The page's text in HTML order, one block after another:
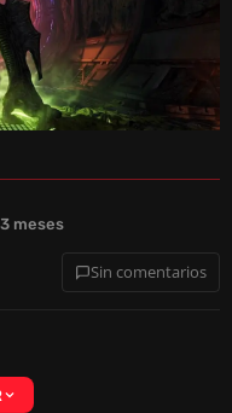
meses
Sin comentarios